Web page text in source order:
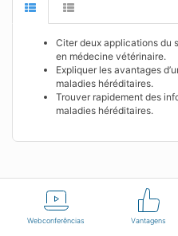
Webconferências Vantagens
Citer deux applications du
en médecine vétérinaire.
Expliquer les avantages
maladies héréditaires.
Trouver rapidement des
maladies héréditaires.
Português